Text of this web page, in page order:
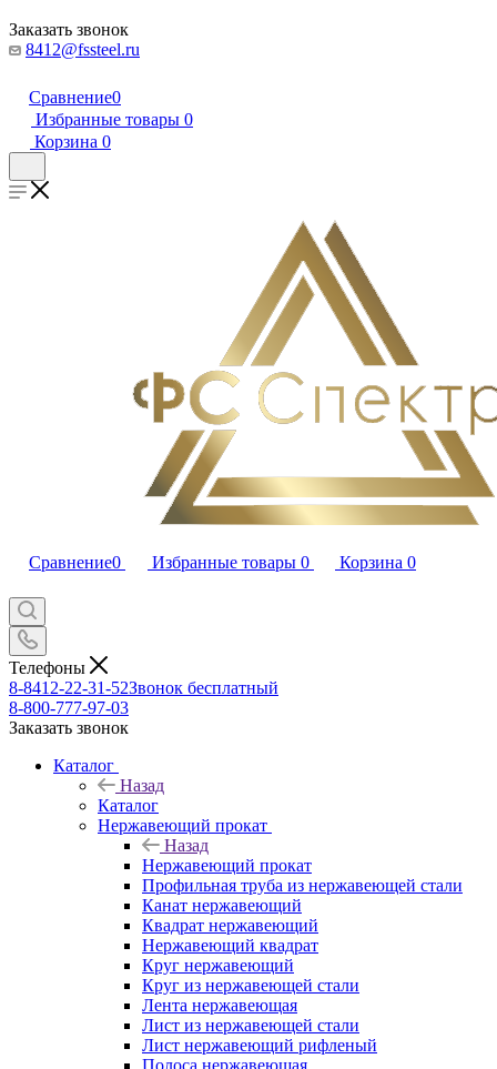
Заказать звонок
8412@fssteel.ru
Сравнение0
Избранные товары 0
Корзина 0
Сравнение0 Избранные товары 0 Корзина 0
Телефоны
8-8412-22-31-52Звонок бесплатный
8-800-777-97-03
Заказать звонок
Каталог
Назад
Каталог
Нержавеющий прокат
Назад
Нержавеющий прокат
Профильная труба из нержавеющей стали
Канат нержавеющий
Квадрат нержавеющий
Нержавеющий квадрат
Круг нержавеющий
Круг из нержавеющей стали
Лента нержавеющая
Лист из нержавеющей стали
Лист нержавеющий рифленый
Полоса нержавеющая